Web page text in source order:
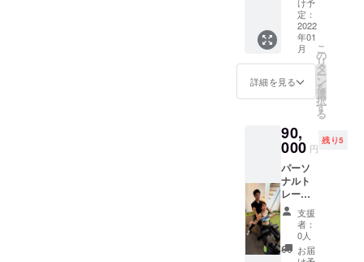
よる食
事指
導。が
セット
になっ
ており
間:2022
年1月4
日〜
2022年
3月31日
×12回
コース
8回コー
スでや
るより
お得な
クラウ
ドファ
ング限
定価格
になっ
ており
ます！
ウェ
ア・
シュー
ズ等の
レンタ
定：
2022
年01
月
詳細を見る
こ
の
リ
タ
ー
ン
を
選
択
す
る
90,
000 円
残り5
パーソ
ナルト
レーニ
ング30
分+キッ
クボク
ササイ
ズ30分
支援
者：
0人
お届